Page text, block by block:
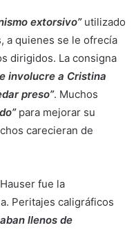
extorsivo”utilizado
a quienes se le ofrecía
dirigidos. La consigna
involucre a Cristina
preso”. Muchos
para mejorar su
carecieran de
fue la
Peritajes caligráficos
llenos de